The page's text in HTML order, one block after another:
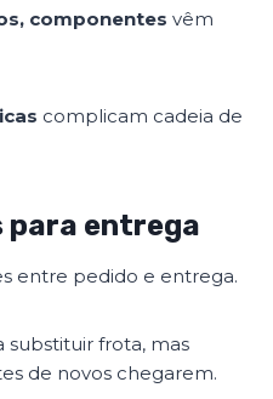
componentes vêm
complicam cadeia de
para entrega
entre pedido e entrega.
substituir frota, mas
de novos chegarem.